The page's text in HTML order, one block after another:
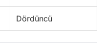
Dördüncü